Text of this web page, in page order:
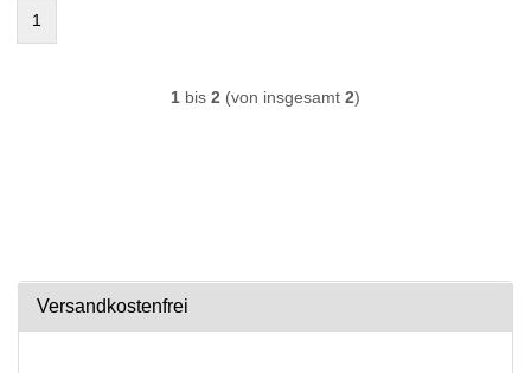
1
1 bis 2 (von insgesamt 2)
Versandkostenfrei